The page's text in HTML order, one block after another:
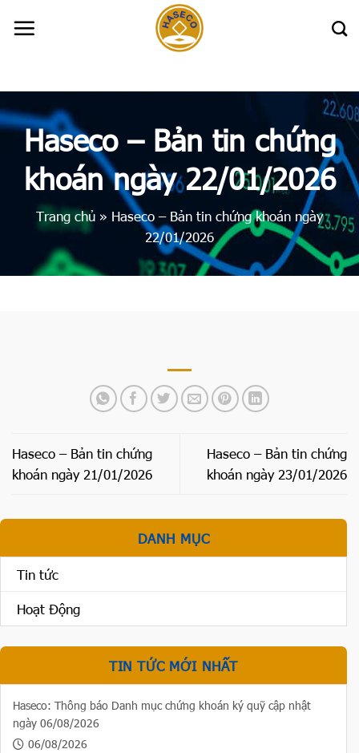
Haseco – Bản tin chứng
khoán ngày 22/01/2026
Trang chủ » Haseco – Bản tin chứng khoán ngày
22/01/2026
Haseco – Bản tin chứng
khoán ngày 21/01/2026
Haseco – Bản tin chứng
khoán ngày 23/01/2026
DANH MỤC
Tin tức
Hoạt Động
TIN TỨC MỚI NHẤT
Haseco: Thông báo Danh mục chứng khoán ký quỹ cập nhật
ngày 06/08/2026
06/08/2026